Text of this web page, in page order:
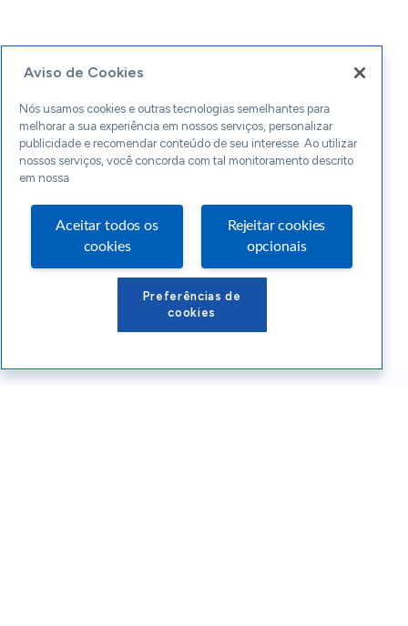
Aviso de Cookies
Nós usamos cookies e outras tecnologias semelhantes para
melhorar a sua experiência em nossos serviços, personalizar
publicidade e recomendar conteúdo de seu interesse. Ao utilizar
nossos serviços, você concorda com tal monitoramento descrito
em nossa
Aceitar todos os
cookies
Rejeitar cookies
opcionais
Preferências de
cookies